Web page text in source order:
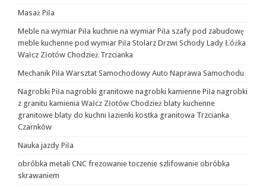
Masaż Piła
Meble na wymiar Piła kuchnie na wymiar Piła szafy pod zabudowę
meble kuchenne pod wymiar Piła Stolarz Drzwi Schody Lady Łóżka
Wałcz Złotów Chodzież Trzcianka
Mechanik Piła Warsztat Samochodowy Auto Naprawa Samochodu
Nagrobki Piła nagrobki granitowe nagrobki kamienne Piła nagrobki
z granitu kamienia Wałcz Złotów Chodzież blaty kuchenne
granitowe blaty do kuchni łazienki kostka granitowa Trzcianka
Czarnków
Nauka jazdy Piła
obróbka metali CNC frezowanie toczenie szlifowanie obróbka
skrawaniem